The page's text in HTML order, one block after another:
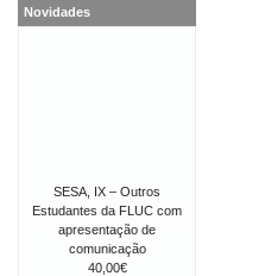
Novidades
SESA, IX – Outros
Estudantes da FLUC com
apresentação de
comunicação
40,00€